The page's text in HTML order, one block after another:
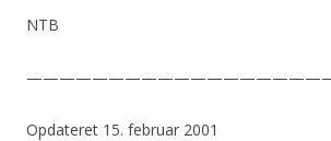
NTB
Opdateret 15. februar 2001